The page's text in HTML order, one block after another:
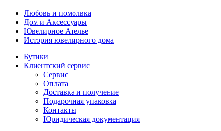
Любовь и помолвка
Дом и Аксессуары
Ювелирное Ателье
История ювелирного дома
Бутики
Клиентский сервис
Сервис
Оплата
Доставка и получение
Подарочная упаковка
Контакты
Юридическая документация